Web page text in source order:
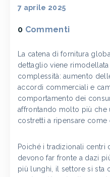
7 aprile 2025
0 Commenti
La catena di fornitura
dettaglio viene
complessità: aumento
accordi commerciali e
comportamento dei
affrontando molto più che
costretti a ripensare come
Poiché i tradizionali centri
devono far fronte a dazi
più lunghi, il settore si sta